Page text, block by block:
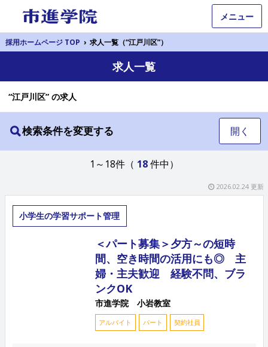
メニュー
採用ホームページ TOP › 求人一覧（“江戸川区”）
求人一覧
“江戸川区” の求人
検索条件を変更する 開く
1～18件（ 18 件中）
2026.02.24 更新
小学生の学習サポート管理
＜パート募集＞夕方～の短時
間、空き時間の活用にも◎ 主
婦・主夫歓迎 経験不問、ブラ
ンクOK
市進学院 小岩教室
アルバイト パート 契約社員